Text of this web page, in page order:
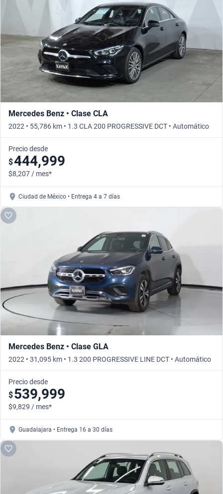
Mercedes Benz • Clase CLA
2022 • 55,786 km • 1.3 CLA 200 PROGRESSIVE DCT • Automático
Precio desde
$444,999
$8,207 / mes*
Ciudad de México • Entrega 4 a 7 días
Mercedes Benz • Clase GLA
2022 • 31,095 km • 1.3 200 PROGRESSIVE LINE DCT • Automático
Precio desde
$539,999
$9,829 / mes*
Guadalajara • Entrega 16 a 30 días